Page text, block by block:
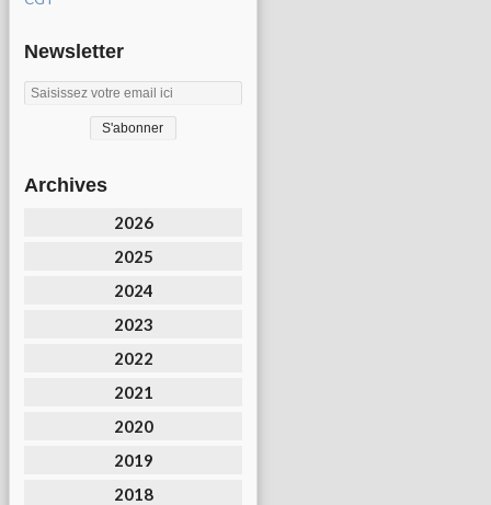
Newsletter
Archives
2026
2025
2024
2023
2022
2021
2020
2019
2018